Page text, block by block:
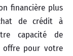
financière plus
de crédit à
capacité de
offre pour votre